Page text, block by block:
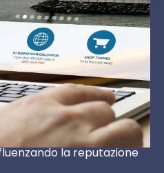
la reputazione